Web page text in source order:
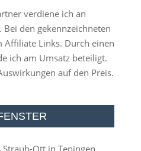
verdiene ich an
den gekennzeichneten
Affiliate Links. Durch einen
ich am Umsatz beteiligt.
auf den Preis.